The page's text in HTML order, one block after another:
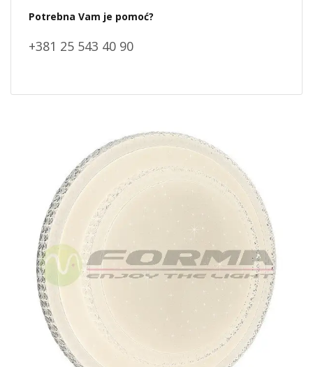
Potrebna Vam je pomoć?
+381 25 543 40 90